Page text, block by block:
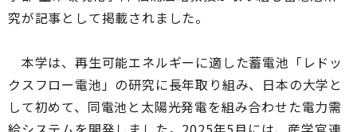
究が記事として掲載されました。
本学は、再生可能エネルギーに適した蓄電池「レドッ
クスフロー電池」の研究に長年取り組み、日本の大学と
して初めて、同電池と太陽光発電を組み合わせた電力需